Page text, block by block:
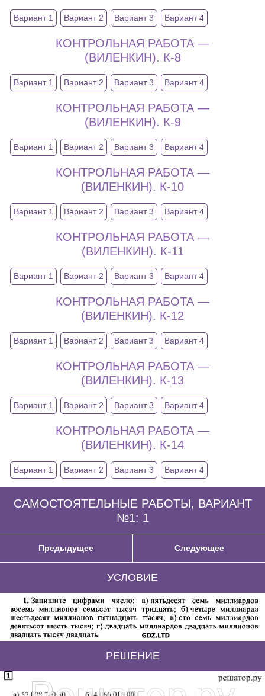
Вариант 1 Вариант 2 Вариант 3 Вариант 4
КОНТРОЛЬНАЯ РАБОТА —
(ВИЛЕНКИН). К-8
Вариант 1 Вариант 2 Вариант 3 Вариант 4
КОНТРОЛЬНАЯ РАБОТА —
(ВИЛЕНКИН). К-9
Вариант 1 Вариант 2 Вариант 3 Вариант 4
КОНТРОЛЬНАЯ РАБОТА —
(ВИЛЕНКИН). К-10
Вариант 1 Вариант 2 Вариант 3 Вариант 4
КОНТРОЛЬНАЯ РАБОТА —
(ВИЛЕНКИН). К-11
Вариант 1 Вариант 2 Вариант 3 Вариант 4
КОНТРОЛЬНАЯ РАБОТА —
(ВИЛЕНКИН). К-12
Вариант 1 Вариант 2 Вариант 3 Вариант 4
КОНТРОЛЬНАЯ РАБОТА —
(ВИЛЕНКИН). К-13
Вариант 1 Вариант 2 Вариант 3 Вариант 4
КОНТРОЛЬНАЯ РАБОТА —
(ВИЛЕНКИН). К-14
Вариант 1 Вариант 2 Вариант 3 Вариант 4
САМОСТОЯТЕЛЬНЫЕ РАБОТЫ, ВАРИАНТ
№1: 1
Предыдущее Следующее
УСЛОВИЕ
РЕШЕНИЕ